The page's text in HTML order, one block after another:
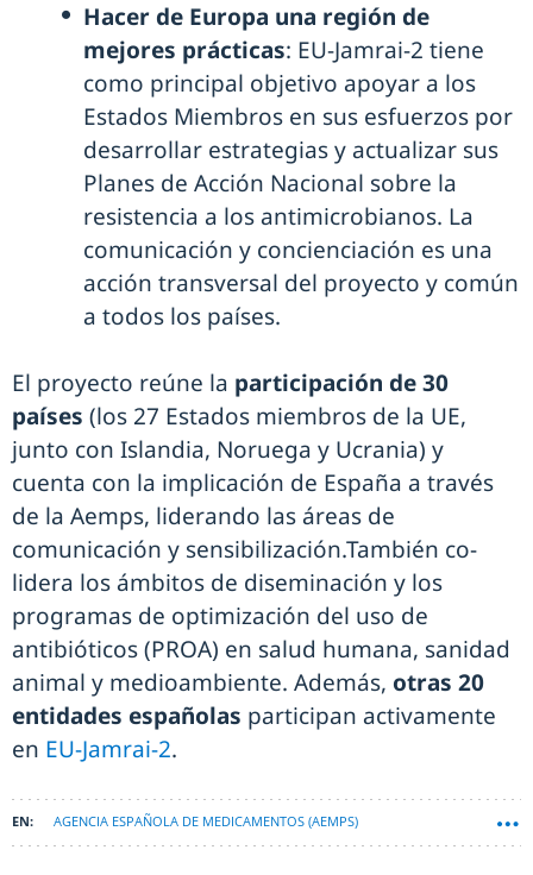
Hacer de Europa una región de
mejores prácticas: EU-Jamrai-2 tiene
como principal objetivo apoyar a los
Estados Miembros en sus esfuerzos por
desarrollar estrategias y actualizar sus
Planes de Acción Nacional sobre la
resistencia a los antimicrobianos. La
comunicación y concienciación es una
acción transversal del proyecto y común
a todos los países.
El proyecto reúne la participación de 30
países (los 27 Estados miembros de la UE,
junto con Islandia, Noruega y Ucrania) y
cuenta con la implicación de España a través
de la Aemps, liderando las áreas de
comunicación y sensibilización.También co-
lidera los ámbitos de diseminación y los
programas de optimización del uso de
antibióticos (PROA) en salud humana, sanidad
animal y medioambiente. Además, otras 20
entidades españolas participan activamente
en EU-Jamrai-2.
AGENCIA ESPAÑOLA DE MEDICAMENTOS (AEMPS)